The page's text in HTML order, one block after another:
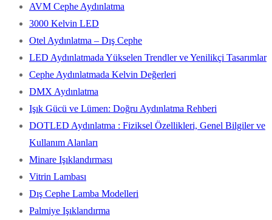
AVM Cephe Aydınlatma
3000 Kelvin LED
Otel Aydınlatma – Dış Cephe
LED Aydınlatmada Yükselen Trendler ve Yenilikçi Tasarımlar
Cephe Aydınlatmada Kelvin Değerleri
DMX Aydınlatma
Işık Gücü ve Lümen: Doğru Aydınlatma Rehberi
DOTLED Aydınlatma : Fiziksel Özellikleri, Genel Bilgiler ve
Kullanım Alanları
Minare Işıklandırması
Vitrin Lambası
Dış Cephe Lamba Modelleri
Palmiye Işıklandırma